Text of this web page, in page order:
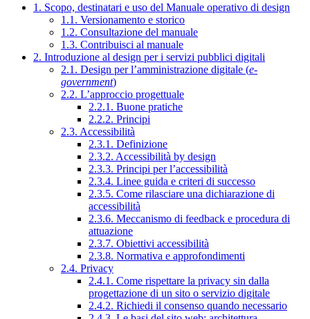
1. Scopo, destinatari e uso del Manuale operativo di design
1.1. Versionamento e storico
1.2. Consultazione del manuale
1.3. Contribuisci al manuale
2. Introduzione al design per i servizi pubblici digitali
2.1. Design per l’amministrazione digitale (e-
government)
2.2. L’approccio progettuale
2.2.1. Buone pratiche
2.2.2. Principi
2.3. Accessibilità
2.3.1. Definizione
2.3.2. Accessibilità by design
2.3.3. Principi per l’accessibilità
2.3.4. Linee guida e criteri di successo
2.3.5. Come rilasciare una dichiarazione di
accessibilità
2.3.6. Meccanismo di feedback e procedura di
attuazione
2.3.7. Obiettivi accessibilità
2.3.8. Normativa e approfondimenti
2.4. Privacy
2.4.1. Come rispettare la privacy sin dalla
progettazione di un sito o servizio digitale
2.4.2. Richiedi il consenso quando necessario